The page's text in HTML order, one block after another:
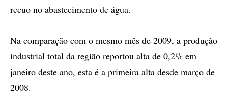
recuo no abastecimento de água.
Na comparação com o mesmo mês de 2009, a produção
industrial total da região reportou alta de 0,2% em
janeiro deste ano, esta é a primeira alta desde março de
2008.